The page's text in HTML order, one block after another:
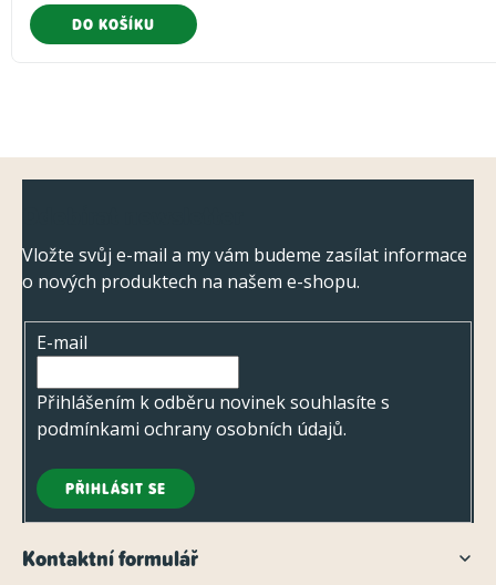
DO KOŠÍKU
Vložte svůj e-mail a my vám budeme zasílat informace
o nových produktech na našem e-shopu.
E-mail
Přihlášením k odběru novinek souhlasíte s
podmínkami ochrany osobních údajů.
PŘIHLÁSIT SE
Kontaktní formulář